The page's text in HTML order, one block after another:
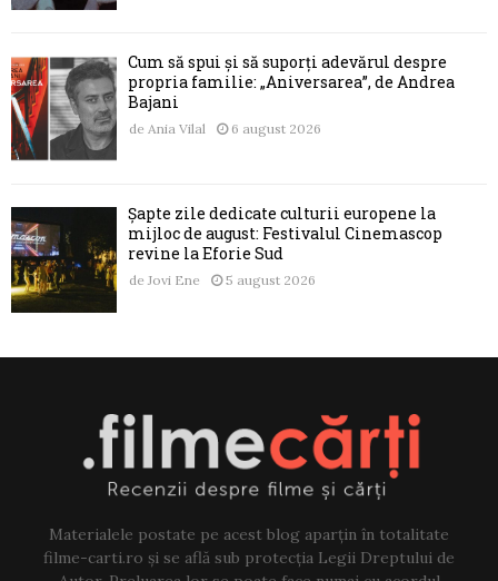
Cum să spui și să suporți adevărul despre
propria familie: „Aniversarea”, de Andrea
Bajani
de Ania Vilal 6 august 2026
Șapte zile dedicate culturii europene la
mijloc de august: Festivalul Cinemascop
revine la Eforie Sud
de Jovi Ene 5 august 2026
Materialele postate pe acest blog aparțin în totalitate
filme-carti.ro și se află sub protecția Legii Dreptului de